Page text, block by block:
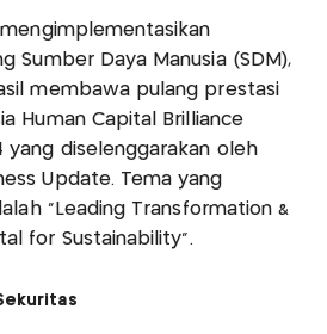
Sumber Daya Manusia (SDM),
membawa pulang prestasi
Human Capital Brilliance
yang diselenggarakan oleh
Update. Tema yang
“Leading Transformation &
for Sustainability”.